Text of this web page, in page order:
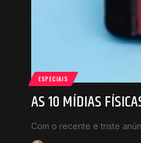
ESPECIAIS
AS 10 MÍDIAS
Com o recente e triste